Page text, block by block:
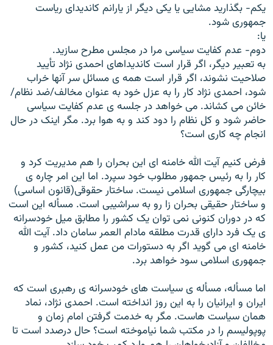
يکم- بگذاريد مشايی يا يکی ديگر از يارانم کانديدای رياست
جمهوری شود.
يا:
دوم- عدم کفايت سياسی مرا در مجلس مطرح سازيد.
به تعبير ديگر، اگر قرار است کانديداهای احمدی نژاد تأييد
صلاحيت نشوند، اگر قرار است همه ی مسائل سر آنها خراب
شود، احمدی نژاد کار را به عزل خود به عنوان مخالف/ضد نظام/
خائن می کشاند. می خواهد در جلسه ی عدم کفايت سياسی
حاضر شود و کل نظام را دود کند و به هوا برد. مگر اينک در حال
انجام چه کاری است؟
فرض کنيم آيت الله خامنه ای اين بحران را هم مديريت کرد و
کار را به رئيس جمهور مطلوب خود سپرد. اما اين امر چاره ی
بيچارگی جمهوری اسلامی نيست. ساختار حقوقی(قانون اساسی)
و ساختار حقيقی بحران زا رو به سراشيبی است. مسأله اين است
که در دوران کنونی نمی توان يک کشور را مطابق ميل خودسرانه
ی يک فرد دارای قدرت مطلقه مادام العمر سامان داد. آيت الله
خامنه ای می گويد اگر به دستورات من عمل کنيد، کشور و
جمهوری اسلامی سود خواهد برد.
اما مسأله، مسأله ی سياست های خودسرانه ی رهبری است که
ايران و ايرانيان را به اين روز انداخته است. احمدی نژاد، نماد
همان سياست هاست. مگر به خدمت گرفتن امام زمان و
پوپوليسم را در مکتب شما نياموخته است؟ حال درصدد است تا